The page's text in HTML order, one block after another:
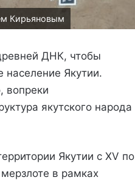
Кирьяновым
ДНК, чтобы
население Якутии.
вопреки
якутского народа
Якутии с XV по
в рамках